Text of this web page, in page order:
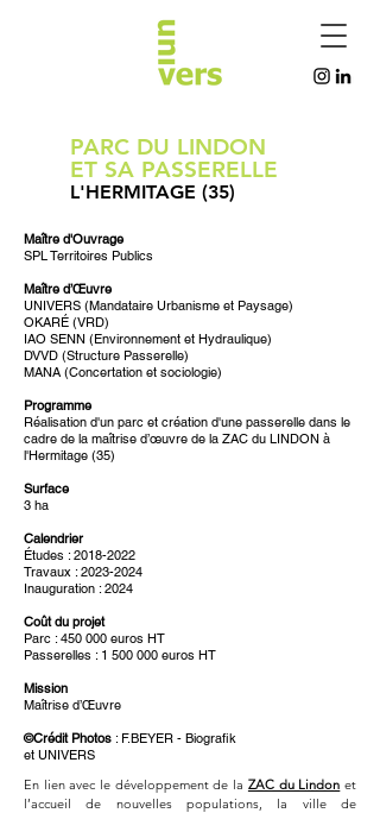
PARC DU LINDON
ET SA PASSERELLE
L'HERMITAGE (35)
Maître d'Ouvrage
SPL Territoires Publics
Maître d’Œuvre
UNIVERS (Mandataire Urbanisme et Paysage)
OKARÉ (VRD)
IAO SENN (Environnement et Hydraulique)
DVVD (Structure Passerelle)
MANA (Concertation et sociologie)
Programme
Réalisation d'un parc et création d'une passerelle dans le
cadre de la maîtrise d’œuvre de la ZAC du LINDON à
l'Hermitage (35)
Surface
3 ha
Calendrier
Études : 2018-2022
Travaux : 2023-2024
Inauguration : 2024
Coût du projet
Parc : 450 000 euros HT
Passerelles : 1 500 000 euros HT
Mission
Maîtrise d’Œuvre
©Crédit Photos : F.BEYER - Biografik
et UNIVERS
En lien avec le développement de la ZAC du Lindon et
l’accueil de nouvelles populations, la ville de